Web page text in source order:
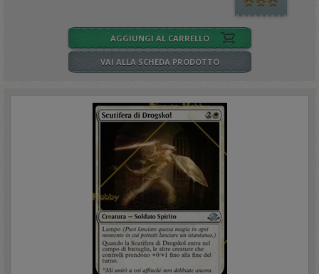
AGGIUNGI AL CARRELLO
VAI ALLA SCHEDA PRODOTTO